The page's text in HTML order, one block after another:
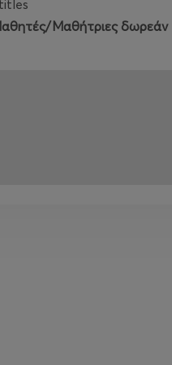
Μαθήτριες δωρεάν